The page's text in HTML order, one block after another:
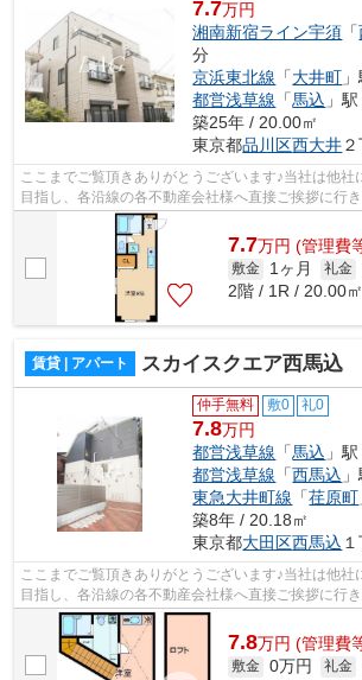
7.7万円
湘南新宿ライン宇須 「
分
京浜東北線 「大井町
都営浅草線 「馬込 」
築25年 / 20.00㎡
東京都品川区西大井
ここまでご覧頂きありがとうございます♪当社は他社
目指し、各沿線の各不動産会社様へ直接ご挨拶に行
様へ提供しております！最新の情報は...
7.7万円 (管理費
敷金 1ヶ月 礼金
2階 / 1R / 20.00㎡
賃貸 | アパート スカイスクエア西馬込
仲手無料 敷0 礼0
7.8万円
都営浅草線 「馬込 」
都営浅草線 「西馬込
東急大井町線 「荏原町
築8年 / 20.18㎡
東京都大田区西馬込
ここまでご覧頂きありがとうございます♪当社は他社
目指し、各沿線の各不動産会社様へ直接ご挨拶に行
様へ提供しております！最新の情報は...
7.8万円 (管理費
敷金 0万円 礼金